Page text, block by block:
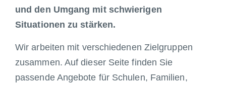
und den Umgang mit schwierigen
Situationen zu stärken.
Wir arbeiten mit verschiedenen Zielgruppen
zusammen. Auf dieser Seite finden Sie
passende Angebote für Schulen, Familien,